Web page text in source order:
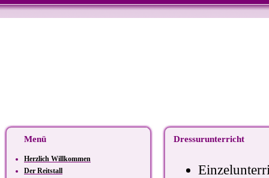
Menü
Herzlich Willkommen
Der Reitstall
Dressurunterricht